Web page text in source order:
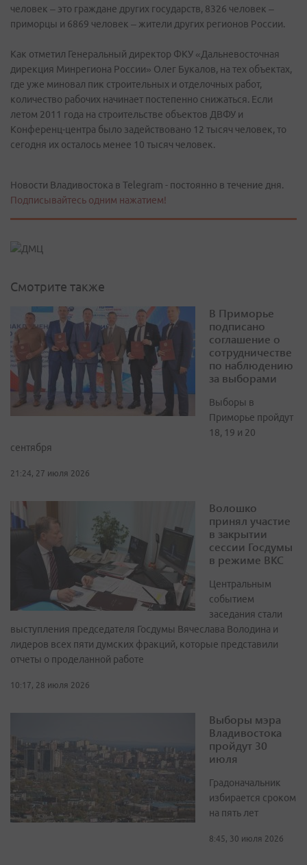
человек – это граждане других государств, 8326 человек –
приморцы и 6869 человек – жители других регионов России.
Как отметил Генеральный директор ФКУ «Дальневосточная
дирекция Минрегиона России» Олег Букалов, на тех объектах,
где уже миновал пик строительных и отделочных работ,
количество рабочих начинает постепенно снижаться. Если
летом 2011 года на строительстве объектов ДВФУ и
Конференц-центра было задействовано 12 тысяч человек, то
сегодня их осталось менее 10 тысяч человек.
Новости Владивостока в Telegram - постоянно в течение дня.
Подписывайтесь одним нажатием!
Смотрите также
В Приморье
подписано
соглашение о
сотрудничестве
по наблюдению
за выборами
Выборы в
Приморье пройдут
18, 19 и 20
сентября
21:24, 27 июля 2026
Волошко
принял участие
в закрытии
сессии Госдумы
в режиме ВКС
Центральным
событием
заседания стали
выступления председателя Госдумы Вячеслава Володина и
лидеров всех пяти думских фракций, которые представили
отчеты о проделанной работе
10:17, 28 июля 2026
Выборы мэра
Владивостока
пройдут 30
июля
Градоначальник
избирается сроком
на пять лет
8:45, 30 июля 2026